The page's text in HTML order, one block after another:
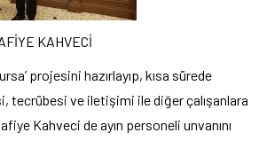
KAHVECİ
projesini hazırlayıp, kısa sürede
tecrübesi ve iletişimi ile diğer çalışanlara
Kahveci de ayın personeli unvanını